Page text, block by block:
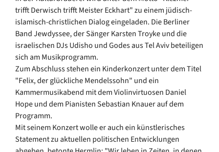
trifft Derwisch trifft Meister Eckhart" zu einem jüdisch-
islamisch-christlichen Dialog eingeladen. Die Berliner
Band Jewdyssee, der Sänger Karsten Troyke und die
israelischen DJs Udisho und Godes aus Tel Aviv beteiligen
sich am Musikprogramm.
Zum Abschluss stehen ein Kinderkonzert unter dem Titel
"Felix, der glückliche Mendelssohn" und ein
Kammermusikabend mit dem Violinvirtuosen Daniel
Hope und dem Pianisten Sebastian Knauer auf dem
Programm.
Mit seinem Konzert wolle er auch ein künstlerisches
Statement zu aktuellen politischen Entwicklungen